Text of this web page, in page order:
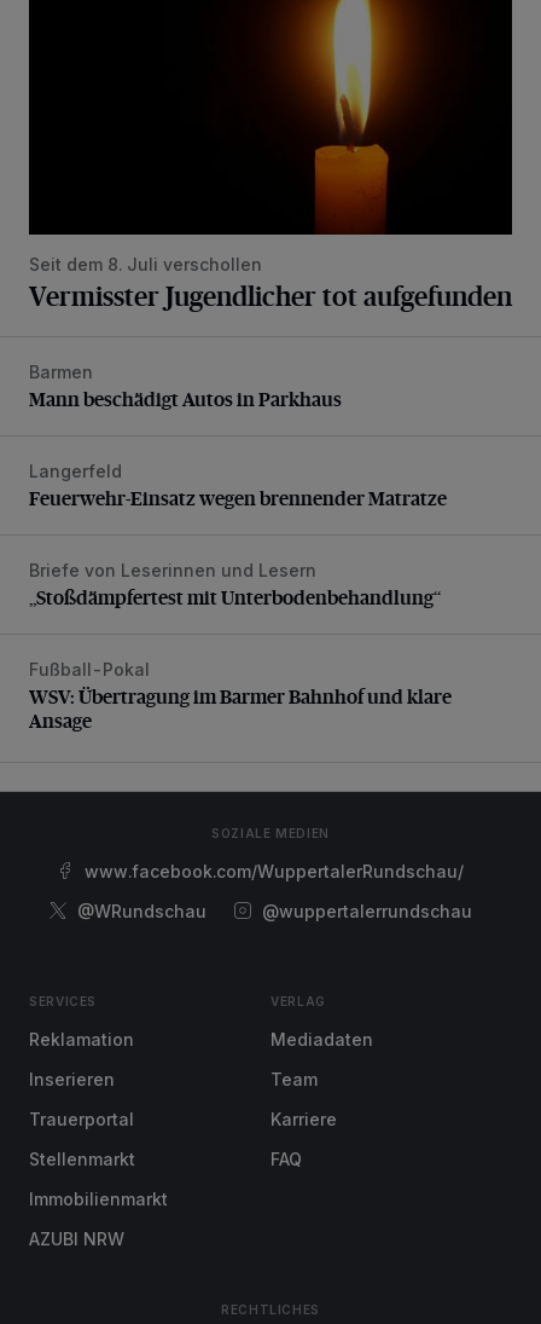
Seit dem 8. Juli verschollen
Vermisster Jugendlicher tot aufgefunden
Mann beschädigt Autos in Parkhaus
Barmen
Mann beschädigt Autos in Parkhaus
Feuerwehr-Einsatz wegen brennender Matratze
Langerfeld
Feuerwehr-Einsatz wegen brennender Matratze
„Stoßdämpfertest mit Unterbodenbehandlung“
Briefe von Leserinnen und Lesern
„Stoßdämpfertest mit Unterbodenbehandlung“
WSV: Übertragung im Barmer Bahnhof und klare Ansage
Fußball-Pokal
WSV: Übertragung im Barmer Bahnhof und klare
Ansage
SOZIALE MEDIEN
www.facebook.com/WuppertalerRundschau/
@WRundschau
@wuppertalerrundschau
SERVICES
Reklamation
Inserieren
Trauerportal
Stellenmarkt
Immobilienmarkt
AZUBI NRW
VERLAG
Mediadaten
Team
Karriere
FAQ
RECHTLICHES